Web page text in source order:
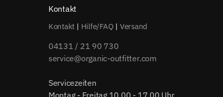
Kontakt
Kontakt | Hilfe/FAQ | Versand
04131 / 21 90 730
service@organic-outfitter.com
Servicezeiten